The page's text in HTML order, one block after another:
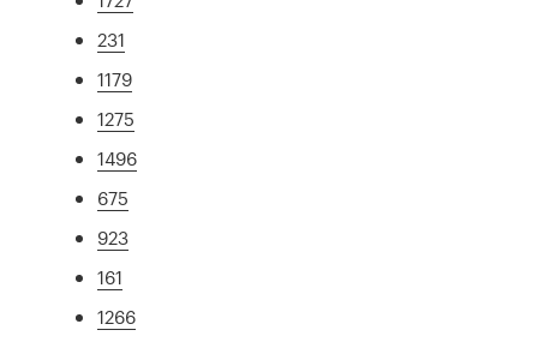
231
1179
1275
1496
675
923
161
1266